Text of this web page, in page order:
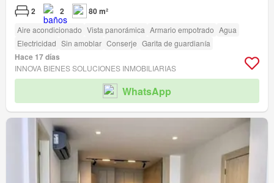
2 2 80 m²
Aire acondicionado Vista panorámica Armario empotrado Agua
Electricidad Sin amoblar Conserje Garita de guardianía
Hace 17 días
INNOVA BIENES SOLUCIONES INMOBILIARIAS
WhatsApp